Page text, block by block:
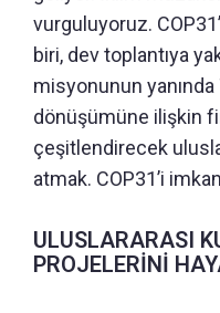
vurguluyoruz.
biri, dev toplantıya
misyonunun yanında
dönüşümüne ilişkin
çeşitlendirecek
atmak. COP31’i
ULUSLARARASI
PROJELERİNİ